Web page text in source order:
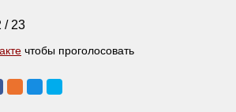
/23
чтобы проголосовать